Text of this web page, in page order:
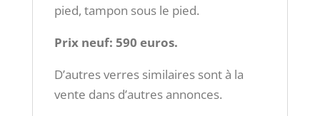
pied, tampon sous le pied.
Prix neuf: 590 euros.
D’autres verres similaires sont à la
vente dans d’autres annonces.